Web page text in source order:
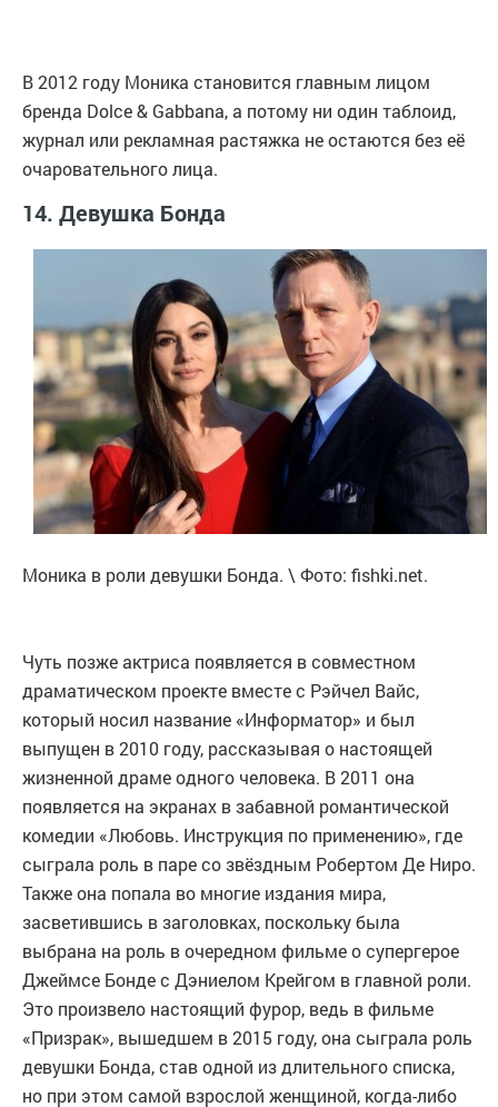
В 2012 году Моника становится главным лицом
бренда Dolce & Gabbana, а потому ни один таблоид,
журнал или рекламная растяжка не остаются без её
очаровательного лица.
14. Девушка Бонда
Моника в роли девушки Бонда. \ Фото: fishki.net.
Чуть позже актриса появляется в совместном
драматическом проекте вместе с Рэйчел Вайс,
который носил название «Информатор» и был
выпущен в 2010 году, рассказывая о настоящей
жизненной драме одного человека. В 2011 она
появляется на экранах в забавной романтической
комедии «Любовь. Инструкция по применению», где
сыграла роль в паре со звёздным Робертом Де Ниро.
Также она попала во многие издания мира,
засветившись в заголовках, поскольку была
выбрана на роль в очередном фильме о супергерое
Джеймсе Бонде с Дэниелом Крейгом в главной роли.
Это произвело настоящий фурор, ведь в фильме
«Призрак», вышедшем в 2015 году, она сыграла роль
девушки Бонда, став одной из длительного списка,
но при этом самой взрослой женщиной, когда-либо